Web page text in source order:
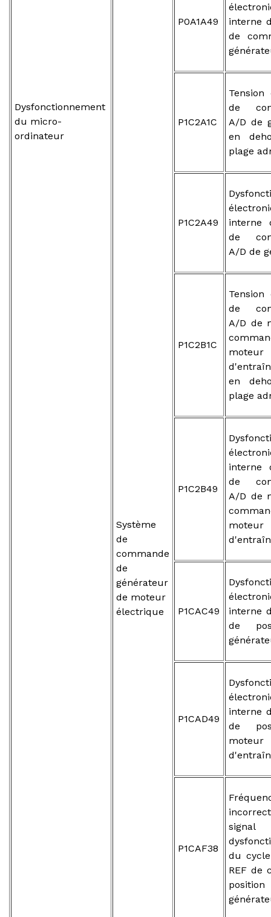
Dysfonctionnement
du micro-
ordinateur
Système
de
commande
de
générateur
de moteur
électrique
P0A1A49
interne
de
P1C2A1C
de
A/D de
en
plage
P1C2A49
interne
de
A/D de
P1C2B1C
de
A/D de
moteur
en
plage
P1C2B49
interne
de
A/D de
moteur
P1CAC49
interne
de
P1CAD49
interne
de
moteur
P1CAF38
du
REF de